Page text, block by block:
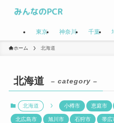
東京 神奈川 千葉
ホーム 北海道
北海道 – category –
北海道 小樽市 恵庭市
北広島市 旭川市 石狩市 帯広